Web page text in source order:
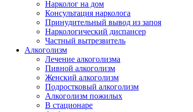
Нарколог на дом
Консультация нарколога
Принудительный вывод из запоя
Наркологический диспансер
Частный вытрезвитель
Алкоголизм
Лечение алкоголизма
Пивной алкоголизм
Женский алкоголизм
Подростковый алкоголизм
Алкоголизм пожилых
В стационаре